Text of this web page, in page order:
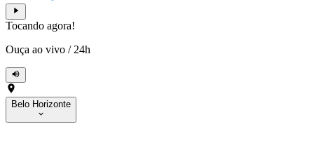
Tocando agora!
Ouça ao vivo / 24h
Belo Horizonte